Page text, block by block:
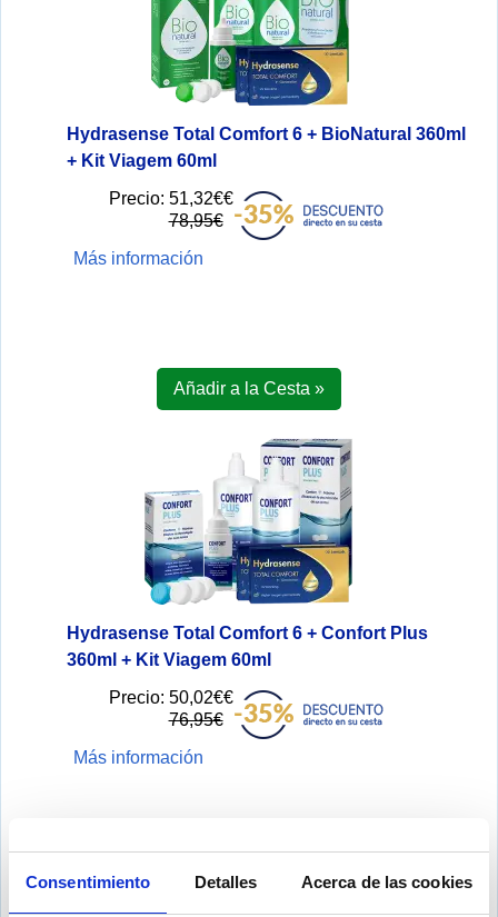
Consentimiento Detalles Acerca de las cookies
Hydrasense Total Comfort 6 + BioNatural 360ml
+ Kit Viagem 60ml
Precio: 51,32€€
78,95€
Más información
Añadir a la Cesta »
Hydrasense Total Comfort 6 + Confort Plus
360ml + Kit Viagem 60ml
Precio: 50,02€€
76,95€
Más información
Añadir a la Cesta »